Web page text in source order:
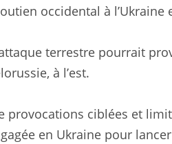
occidental à l’Ukraine
terrestre pourrait
à l’est.
provocations ciblées et
en Ukraine pour